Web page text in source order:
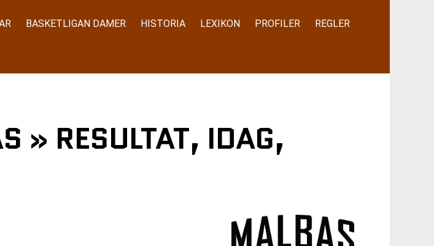
BASKETLIGAN DAMER HISTORIA LEXIKON PROFILER REGLER
» RESULTAT, IDAG,